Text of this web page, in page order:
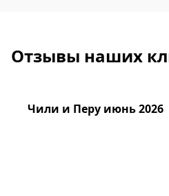
Отзывы наших
Чили и Перу июнь 2026